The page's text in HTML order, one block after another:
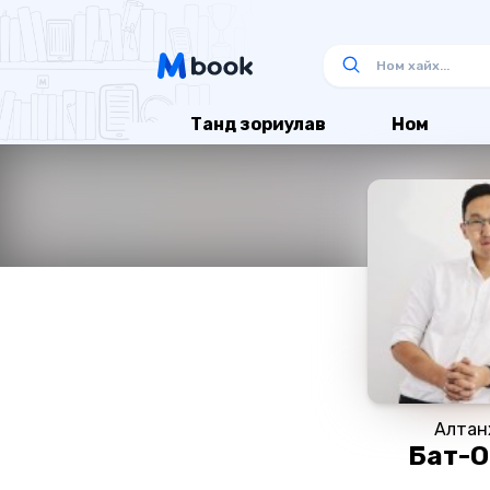
Танд зориулав Ном
Бат-